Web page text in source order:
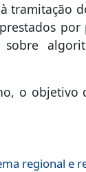
tramitação
sobre
o
regional e